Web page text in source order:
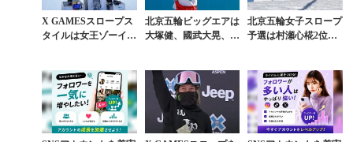
X GAMESスロープス
タイルは女王ゾーイが
北京五輪ビッグエアは
大塚健、國武大晃、村
北京五輪女子スロープ
予選は村瀬心椛2位、